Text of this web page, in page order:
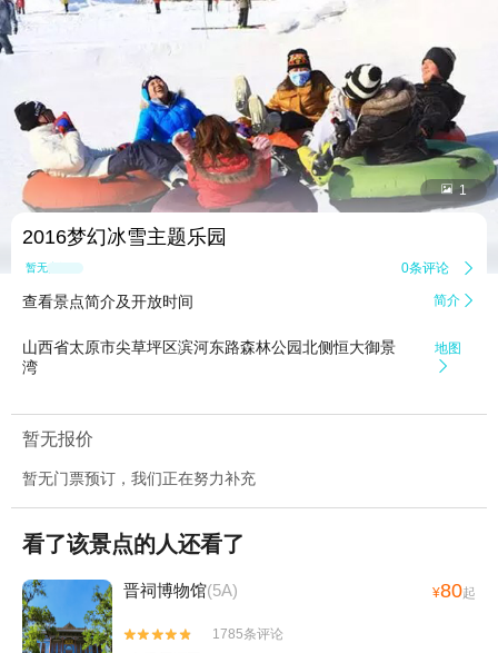
 1
2016梦幻冰雪主题乐园
暂无点评 0条评论 
查看景点简介及开放时间 简介 
山西省太原市尖草坪区滨河东路森林公园北侧恒大御景
湾
地图

暂无报价
暂无门票预订，我们正在努力补充
看了该景点的人还看了
晋祠博物馆(5A) ¥80起


1785条评论
